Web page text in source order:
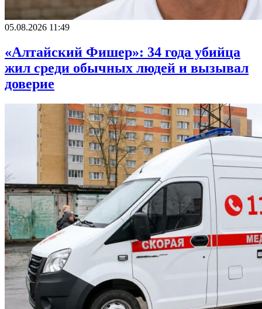
05.08.2026 11:49
«Алтайский Фишер»: 34 года убийца
жил среди обычных людей и вызывал
доверие